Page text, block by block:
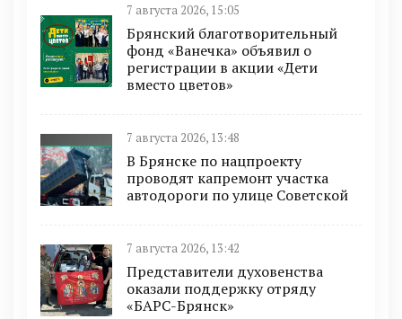
7 августа 2026, 15:05
Брянский благотворительный
фонд «Ванечка» объявил о
регистрации в акции «Дети
вместо цветов»
7 августа 2026, 13:48
В Брянске по нацпроекту
проводят капремонт участка
автодороги по улице Советской
7 августа 2026, 13:42
Представители духовенства
оказали поддержку отряду
«БАРС-Брянск»